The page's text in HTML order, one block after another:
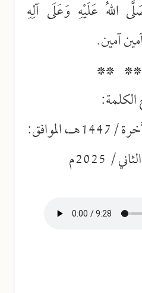
اللهُ عَلَيْهِ وَعَلَى آلِهِ
آمين.
**
الجمعة: 1/ جمادى الآخرة /1447هـ، الموافق: